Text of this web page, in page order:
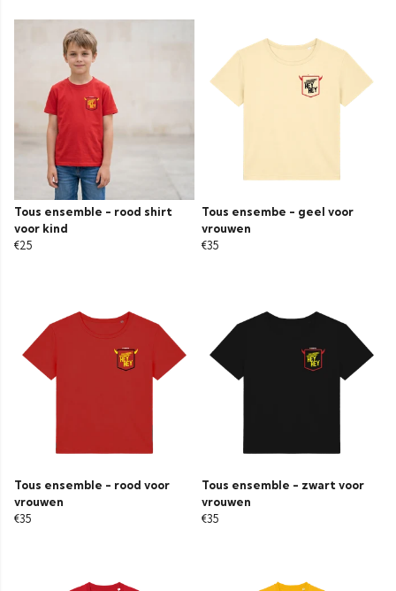
Tous ensemble - rood shirt
voor kind
€25
Tous ensembe - geel voor
vrouwen
€35
Tous ensemble - rood voor
vrouwen
€35
Tous ensemble - zwart voor
vrouwen
€35